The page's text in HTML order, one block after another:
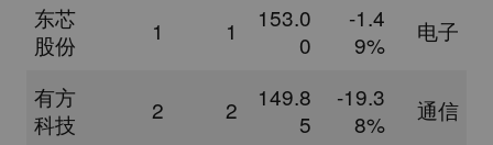
东芯
股份
1 1
153.0
0
-1.4
9%
电子
有方
科技
2 2
149.8
5
-19.3
8%
通信